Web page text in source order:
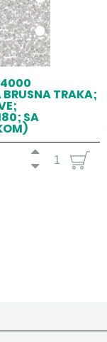
TRAKA;
SA